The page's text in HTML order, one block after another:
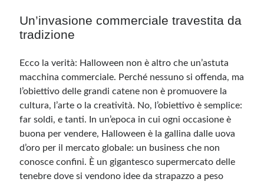
Un’invasione commerciale travestita da
tradizione
Ecco la verità: Halloween non è altro che un’astuta
macchina commerciale. Perché nessuno si offenda, ma
l’obiettivo delle grandi catene non è promuovere la
cultura, l’arte o la creatività. No, l’obiettivo è semplice:
far soldi, e tanti. In un’epoca in cui ogni occasione è
buona per vendere, Halloween è la gallina dalle uova
d’oro per il mercato globale: un business che non
conosce confini. È un gigantesco supermercato delle
tenebre dove si vendono idee da strapazzo a peso